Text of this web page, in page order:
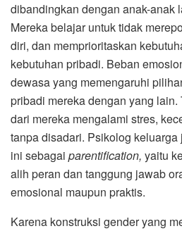
dibandingkan dengan anak-anak
Mereka belajar untuk tidak
diri, dan memprioritaskan
kebutuhan pribadi. Beban
dewasa yang memengaruhi
pribadi mereka dengan yang
dari mereka mengalami stres,
tanpa disadari. Psikolog
ini sebagai parentification, yaitu
alih peran dan tanggung jawab
emosional maupun praktis.
Karena konstruksi gender yang